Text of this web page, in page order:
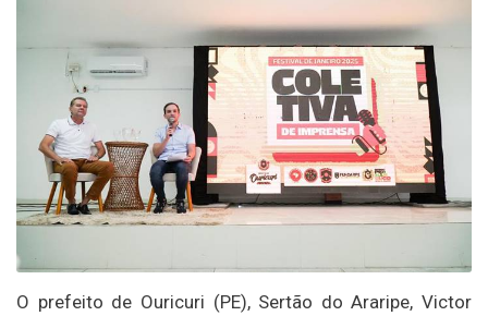
O prefeito de Ouricuri (PE), Sertão do Araripe, Victor